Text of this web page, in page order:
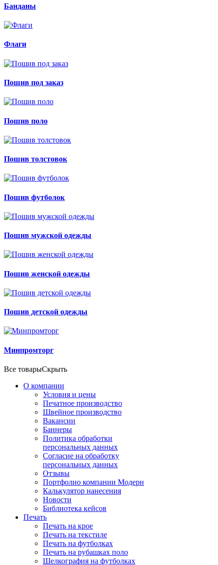
Банданы
Флаги
Пошив под заказ
Пошив поло
Пошив толстовок
Пошив футболок
Пошив мужской одежды
Пошив женской одежды
Пошив детской одежды
Минпромторг
Все товарыСкрыть
О компании
Условия и цены
Печатное производство
Швейное производство
Вакансии
Баннеры
Политика обработки
персональных данных
Согласие на обработку
персональных данных
Отзывы
Портфолио компании Модерн
Калькулятор нанесения
Новости
Библиотека кейсов
Печать
Печать на крое
Печать на текстиле
Печать на футболках
Печать на рубашках поло
Шелкография на футболках